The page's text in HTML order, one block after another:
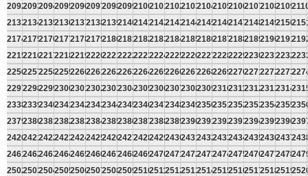
209220932094209520962097209820992100210121022103210421052106210721082109
213321342135213621372138213921402141214221432144214521462147214821492150
217421752176217721782179218021812182218321842185218621872188218921902191
221522162217221822192220222122222223222422252226222722282229223022312232
225622572258225922602261226222632264226522662267226822692270227122722273
229722982299230023012302230323042305230623072308230923102311231223132314
233823392340234123422343234423452346234723482349235023512352235323542355
237923802381238223832384238523862387238823892390239123922393239423952396
242024212422242324242425242624272428242924302431243224332434243524362437
246124622463246424652466246724682469247024712472247324742475247624772478
250225032504250525062507250825092510251125122513251425152516251725182519